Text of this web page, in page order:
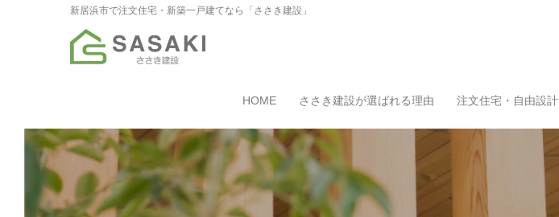
新居浜市で注文住宅・新築一戸建てなら「ささき建設」
HOME ささき建設が選ばれる理由 注文住宅・自由設計